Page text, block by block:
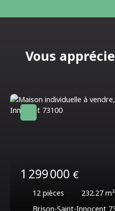
Vous
1 299 000 €
12 pièces 232.27 m²
Brison-Saint-Innocent